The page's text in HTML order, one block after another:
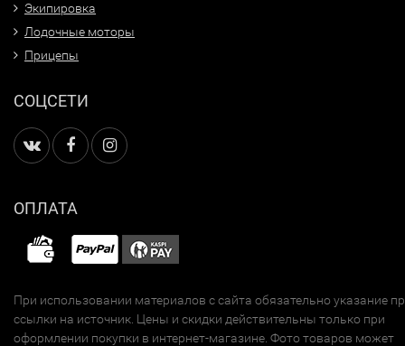
Экипировка
Лодочные моторы
Прицепы
СОЦСЕТИ
ОПЛАТА
При использовании материалов с сайта обязательно указание
ссылки на источник. Цены и скидки действительны только при
оформлении покупки в интернет-магазине. Фото товаров может